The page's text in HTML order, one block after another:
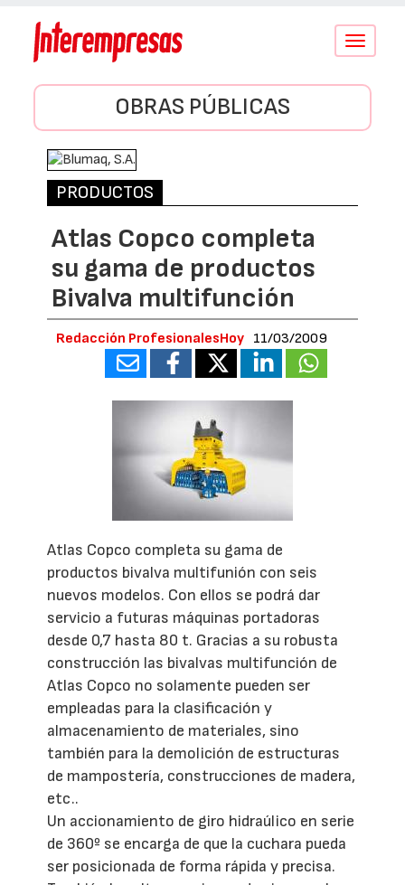
Conmutar
OBRAS PÚBLICAS
PRODUCTOS
Atlas Copco completa
su gama de productos
Bivalva multifunción
Redacción ProfesionalesHoy 11/03/2009
Atlas Copco completa su gama de
productos bivalva multifunión con seis
nuevos modelos. Con ellos se podrá dar
servicio a futuras máquinas portadoras
desde 0,7 hasta 80 t. Gracias a su robusta
construcción las bivalvas multifunción de
Atlas Copco no solamente pueden ser
empleadas para la clasificación y
almacenamiento de materiales, sino
también para la demolición de estructuras
de mampostería, construcciones de madera,
etc..
Un accionamiento de giro hidraúlico en serie
de 360º se encarga de que la cuchara pueda
ser posicionada de forma rápida y precisa.